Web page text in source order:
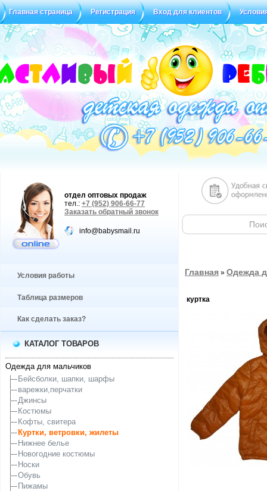
Главная страница Регистрация Вход для клиентов
Статус заказа Отзывы
отдел оптовых продаж
тел.: +7 (952) 906-66-77
Заказать обратный звонок
info@babysmail.ru
Условия работы
Таблица размеров
Как сделать заказ?
КАТАЛОГ ТОВАРОВ
Одежда для мальчиков
Бейсболки, шапки, шарфы
варежки,перчатки
Джинсы
Костюмы
Кофты, свитера
Куртки, ветровки, жилеты
Нижнее белье
Новогодние костюмы
Носки
Обувь
Пижамы
Главная » Одежда
куртка